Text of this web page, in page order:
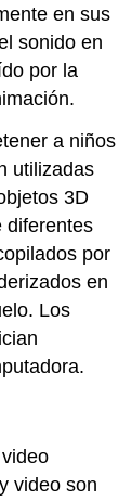
en sus
sonido en
por la
a niños
utilizadas
3D
diferentes
por
en
Los
video son